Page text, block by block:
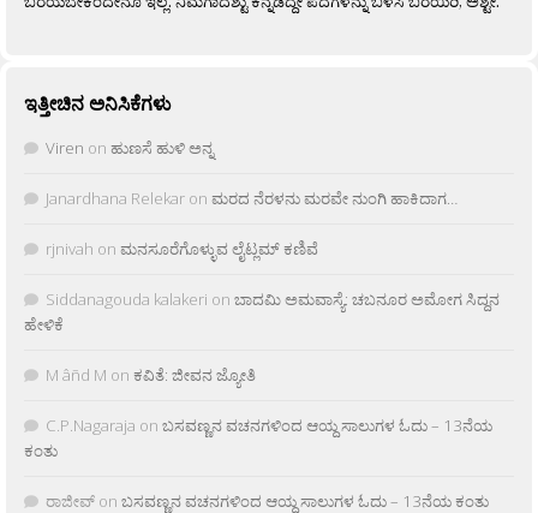
ಇತ್ತೀಚಿನ ಅನಿಸಿಕೆಗಳು
Viren on ಹುಣಸೆ ಹುಳಿ ಅನ್ನ
Janardhana Relekar on ಮರದ ನೆರಳನು ಮರವೇ ನುಂಗಿ ಹಾಕಿದಾಗ…
rjnivah on ಮನಸೂರೆಗೊಳ್ಳುವ ಲೈಟ್ಲಮ್ ಕಣಿವೆ
Siddanagouda kalakeri on ಬಾದಮಿ ಅಮವಾಸ್ಯೆ: ಚಬನೂರ ಅಮೋಗ ಸಿದ್ದನ
ಹೇಳಿಕೆ
M âñd M on ಕವಿತೆ: ಜೀವನ ಜ್ಯೋತಿ
C.P.Nagaraja on ಬಸವಣ್ಣನ ವಚನಗಳಿಂದ ಆಯ್ದ ಸಾಲುಗಳ ಓದು – 13ನೆಯ
ಕಂತು
ರಾಜೀವ್ on ಬಸವಣ್ಣನ ವಚನಗಳಿಂದ ಆಯ್ದ ಸಾಲುಗಳ ಓದು – 13ನೆಯ ಕಂತು